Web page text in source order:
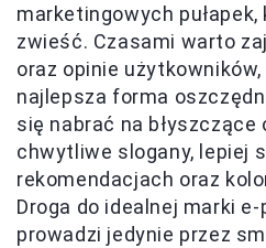
marketingowych
zwieść. Czasami warto
oraz opinie
najlepsza forma
się nabrać na błyszczące
chwytliwe slogany, lepiej
rekomendacjach oraz
Droga do idealnej marki
prowadzi jedynie przez